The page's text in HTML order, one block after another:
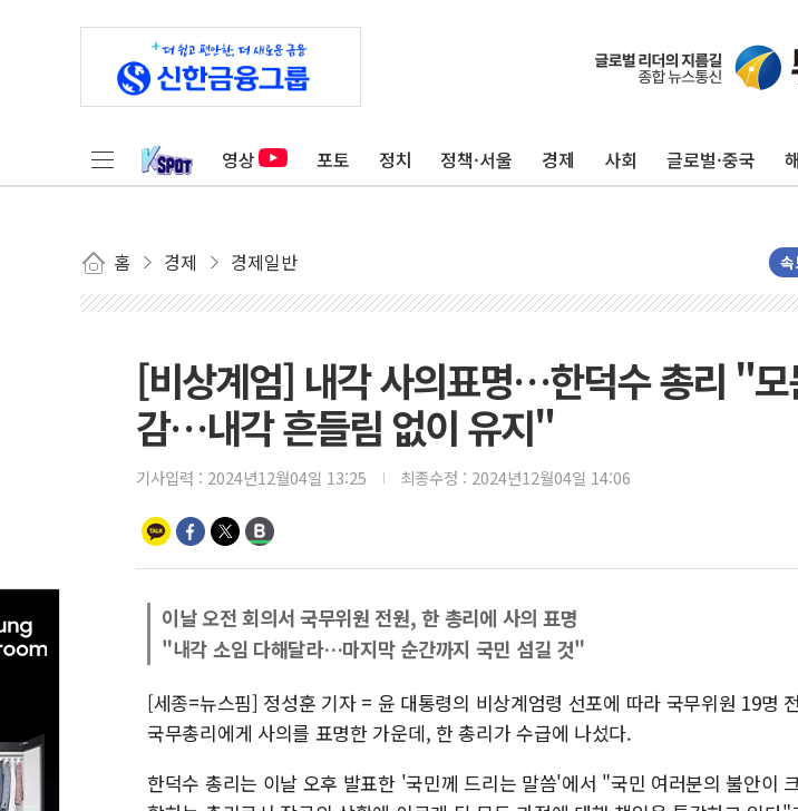
영상 포토 정치 정책·서울 경제 사회 글로벌·중국
홈 경제 경제일반
[비상계엄] 내각 사의표명…한덕수 총리 "모
감…내각 흔들림 없이 유지"
기사입력 : 2024년12월04일 13:25 최종수정 : 2024년12월04일 14:06
이날 오전 회의서 국무위원 전원, 한 총리에 사의 표명
"내각 소임 다해달라…마지막 순간까지 국민 섬길 것"
[세종=뉴스핌] 정성훈 기자 = 윤 대통령의 비상계엄령 선포에 따라 국무위원 19명
국무총리에게 사의를 표명한 가운데, 한 총리가 수급에 나섰다.
한덕수 총리는 이날 오후 발표한 '국민께 드리는 말씀'에서 "국민 여러분의 불안이